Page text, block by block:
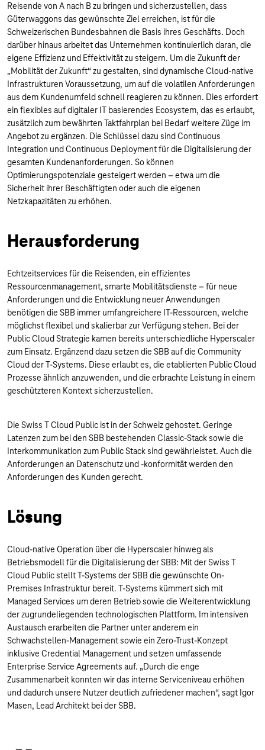
Reisende von A nach B zu bringen und sicherzustellen, dass
Güterwaggons das gewünschte Ziel erreichen, ist für die
Schweizerischen Bundesbahnen die Basis ihres Geschäfts. Doch
darüber hinaus arbeitet das Unternehmen kontinuierlich daran, die
eigene Effizienz und Effektivität zu steigern. Um die Zukunft der
„Mobilität der Zukunft“ zu gestalten, sind dynamische Cloud-native
Infrastrukturen Voraussetzung, um auf die volatilen Anforderungen
aus dem Kundenumfeld schnell reagieren zu können. Dies erfordert
ein flexibles auf digitaler IT basierendes Ecosystem, das es erlaubt,
zusätzlich zum bewährten Taktfahrplan bei Bedarf weitere Züge im
Angebot zu ergänzen. Die Schlüssel dazu sind Continuous
Integration und Continuous Deployment für die Digitalisierung der
gesamten Kundenanforderungen. So können
Optimierungspotenziale gesteigert werden – etwa um die
Sicherheit ihrer Beschäftigten oder auch die eigenen
Netzkapazitäten zu erhöhen.
Herausforderung
Echtzeitservices für die Reisenden, ein effizientes
Ressourcenmanagement, smarte Mobilitätsdienste – für neue
Anforderungen und die Entwicklung neuer Anwendungen
benötigen die SBB immer umfangreichere IT-Ressourcen, welche
möglichst flexibel und skalierbar zur Verfügung stehen. Bei der
Public Cloud Strategie kamen bereits unterschiedliche Hyperscaler
zum Einsatz. Ergänzend dazu setzen die SBB auf die Community
Cloud der T-Systems. Diese erlaubt es, die etablierten Public Cloud
Prozesse ähnlich anzuwenden, und die erbrachte Leistung in einem
geschützteren Kontext sicherzustellen.
Die Swiss T Cloud Public ist in der Schweiz gehostet. Geringe
Latenzen zum bei den SBB bestehenden Classic-Stack sowie die
Interkommunikation zum Public Stack sind gewährleistet. Auch die
Anforderungen an Datenschutz und -konformität werden den
Anforderungen des Kunden gerecht.
Lösung
Cloud-native Operation über die Hyperscaler hinweg als
Betriebsmodell für die Digitalisierung der SBB: Mit der Swiss T
Cloud Public stellt T-Systems der SBB die gewünschte On-
Premises Infrastruktur bereit. T-Systems kümmert sich mit
Managed Services um deren Betrieb sowie die Weiterentwicklung
der zugrundeliegenden technologischen Plattform. Im intensiven
Austausch erarbeiten die Partner unter anderem ein
Schwachstellen-Management sowie ein Zero-Trust-Konzept
inklusive Credential Management und setzen umfassende
Enterprise Service Agreements auf. „Durch die enge
Zusammenarbeit konnten wir das interne Serviceniveau erhöhen
und dadurch unsere Nutzer deutlich zufriedener machen“, sagt Igor
Masen, Lead Architekt bei der SBB.